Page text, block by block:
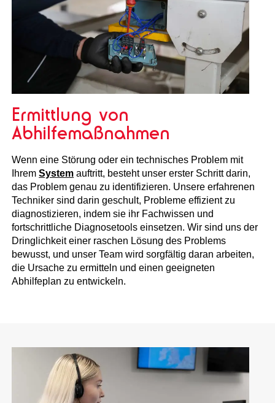
Ermittlung von
Abhilfemaßnahmen
Wenn eine Störung oder ein technisches Problem mit
IhremSystem auftritt, besteht unser erster Schritt darin,
das Problem genau zu identifizieren. Unsere erfahrenen
Techniker sind darin geschult, Probleme effizient zu
diagnostizieren, indem sie ihr Fachwissen und
fortschrittliche Diagnosetools einsetzen. Wir sind uns der
Dringlichkeit einer raschen Lösung des Problems
bewusst, und unser Team wird sorgfältig daran arbeiten,
die Ursache zu ermitteln und einen geeigneten
Abhilfeplan zu entwickeln.